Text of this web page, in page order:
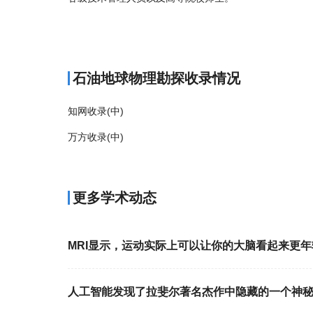
石油地球物理勘探收录情况
知网收录(中)
万方收录(中)
更多学术动态
MRI显示，运动实际上可以让你的大脑看起来更
人工智能发现了拉斐尔著名杰作中隐藏的一个神